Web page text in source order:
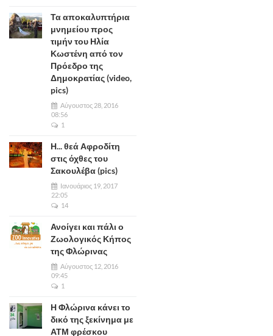
Τα αποκαλυπτήρια
μνημείου προς
τιμήν του Ηλία
Κωστένη από τον
Πρόεδρο της
Δημοκρατίας (video,
pics)
Αύγουστος 28, 2016
08:56
1
Η... θεά Αφροδίτη
στις όχθες του
Σακουλέβα (pics)
Ιανουάριος 19, 2017
22:05
14
Ανοίγει και πάλι ο
Ζωολογικός Κήπος
της Φλώρινας
Αύγουστος 12, 2016
09:45
1
Η Φλώρινα κάνει το
δικό της ξεκίνημα με
ΑΤΜ φρέσκου